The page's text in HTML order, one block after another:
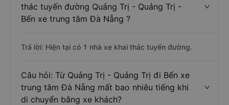
thác tuyến đường Quảng Trị - Quảng Trị -
Bến xe trung tâm Đà Nẵng ?
Trả lời: Hiện tại có 1 nhà xe khai thác tuyến đường.
Câu hỏi: Từ Quảng Trị - Quảng Trị đi Bến xe
trung tâm Đà Nẵng mất bao nhiêu tiếng khi
di chuyển bằng xe khách?